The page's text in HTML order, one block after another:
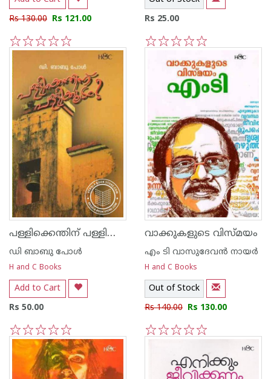
Rs 130.00 Rs 121.00
5
4
3
2
1
Rs 25.00
പള്ളിക്കെന്തിന്‌ പള്ളിക്കൂടം
ഡി ബാബു പോള്‍
H and C Books
Add to Cart
Rs 50.00
5
4
3
2
1
വാക്കുകളുടെ വിസ്മയം
എം ടി വാസുദേവന്‍ നായര്‍
H and C Books
Out of Stock
Rs 140.00 Rs 130.00